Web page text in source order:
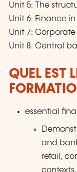
Unit 5: The
Unit 6: Finance
Unit 7:
Unit 8: Central
QUEL EST
essential
and
retail,